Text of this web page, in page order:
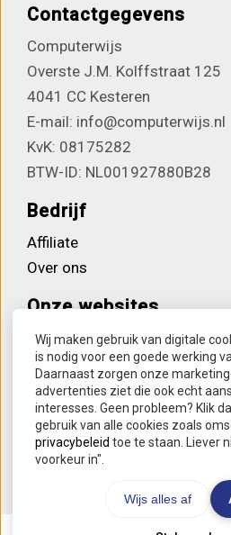
Contactgegevens
Computerwijs
Overste J.M. Kolffstraat 125
4041 CC Kesteren
E-mail: info@computerwijs.nl
KvK: 08175282
BTW-ID: NL001927880B28
Bedrijf
Affiliate
Over ons
Onze websites
Computerwijs
Houvast bij dementie
Lettertreintjes
SmartwatchOnline
Soundpillow Slaapsysteem
Wij maken gebruik van digitale
is nodig voor een goede werking
Daarnaast zorgen onze
advertenties ziet die ook echt
interesses. Geen probleem? Klik
gebruik van alle cookies zoals
privacybeleid toe te staan. Liever
voorkeur in".
Wijs alles af